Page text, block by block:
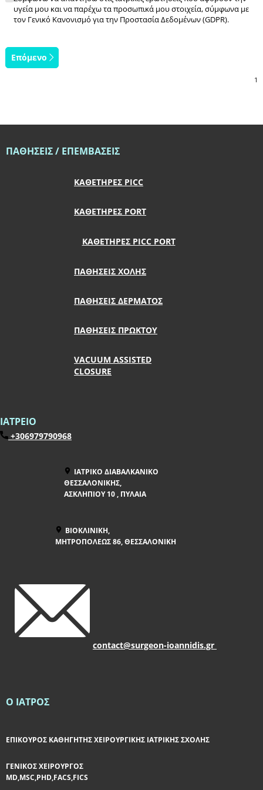
υγεία μου και να παρέχω τα προσωπικά μου στοιχεία, σύμφωνα με
τον Γενικό Κανονισμό για την Προστασία Δεδομένων (GDPR).
Επόμενο
​ΠΑΘΗΣΕΙΣ / ΕΠΕΜΒΑΣΕΙΣ
​​ΚΑΘΕΤΗΡΕΣ PICC
​​ΚΑΘΕΤΗΡΕΣ PORT
​​ΚΑΘΕΤΗΡΕΣ PICC PORT
​​ΠΑΘΗΣΕΙΣ ΧΟΛΗΣ
ΠΑΘΗΣΕΙΣ ΔΕΡΜΑΤΟΣ
ΠΑΘΗΣΕΙΣ ΠΡΩΚΤΟΥ
​​​VACUUM ASSISTED
CLOSURE
​ΙΑΤΡΕΙΟ
+306979790968
​ΙΑΤΡΙΚΟ ΔΙΑΒΑΛΚΑΝΙΚΟ
ΘΕΣΣΑΛΟΝΙΚΗΣ,
ΑΣΚΛΗΠΙΟΥ 10 , ΠΥΛΑΙΑ
​​ΒΙΟΚΛΙΝΙΚΗ,
ΜΗΤΡΟΠΟΛΕΩΣ 86, ΘΕΣΣΑΛΟΝΙΚΗ
​contact@surgeon-ioannidis.gr
​Ο ΙΑΤΡΟΣ
​ΕΠΙΚΟΥΡΟΣ ΚΑΘΗΓΗΤΗΣ ΧΕΙΡΟΥΡΓΙΚΗΣ ΙΑΤΡΙΚΗΣ ΣΧΟΛΗΣ
​ΓΕΝΙΚΟΣ ΧΕΙΡΟΥΡΓΟΣ
MD,MSC,PHD,FACS,FICS